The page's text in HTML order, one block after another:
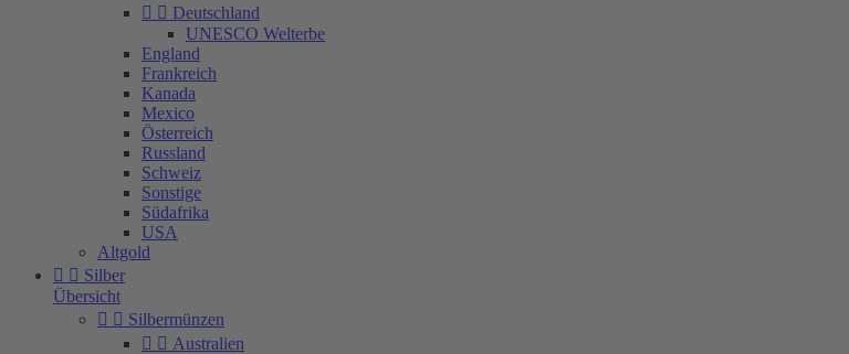
  Deutschland
UN­ES­CO Welt­er­be
England
Frankreich
Kanada
Mexico
Österreich
Russland
Schweiz
Sonstige
Südafrika
USA
Altgold
  Silber
Übersicht
  Silbermünzen
  Australien